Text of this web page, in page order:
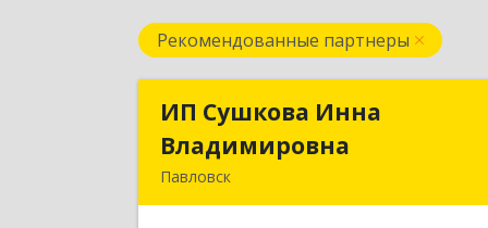
Рекомендованные партнеры
ИП Сушкова Инна
Владимировна
Павловск
ИП Сушкова Инна
Владимировна